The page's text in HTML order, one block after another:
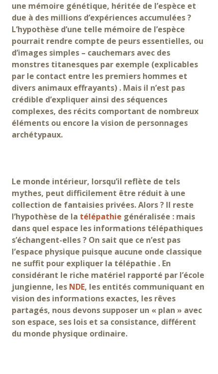
une mémoire génétique, héritée de l’espèce et
due à des millions d’expériences accumulées ?
L’hypothèse d’une telle mémoire de l’espèce
pourrait rendre compte de peurs essentielles, ou
d’images simples – cauchemars avec des
monstres titanesques par exemple (explicables
par le contact entre les premiers hommes et
divers animaux effrayants) . Mais il n’est pas
crédible d’expliquer ainsi des séquences
complexes, des récits comportant de nombreux
éléments ou encore la vision de personnages
archétypaux.
Le monde intérieur, lorsqu’il reflète de tels
mythes, peut difficilement être réduit à une
collection de fantaisies privées. Alors ? Il reste
l’hypothèse de la télépathie généralisée : mais
dans quel espace les informations télépathiques
s’échangent-elles ? On sait que ce n’est pas
l’espace physique puisque aucune onde classique
ne suffit pour expliquer la télépathie . En
considérant le riche matériel rapporté par l’école
jungienne, les NDE, les entités communiquant en
vision des informations exactes, les rêves
partagés, nous devons supposer un « plan » avec
son espace, ses lois et sa consistance, différent
du monde physique ordinaire.